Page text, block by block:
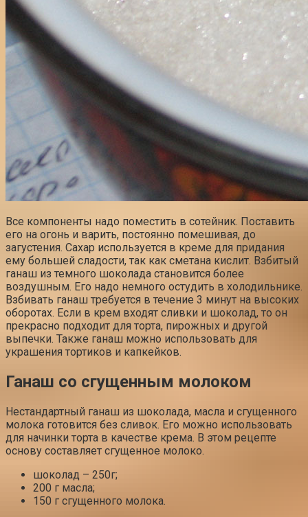
Все компоненты надо поместить в сотейник. Поставить
его на огонь и варить, постоянно помешивая, до
загустения. Сахар используется в креме для придания
ему большей сладости, так как сметана кислит. Взбитый
ганаш из темного шоколада становится более
воздушным. Его надо немного остудить в холодильнике.
Взбивать ганаш требуется в течение 3 минут на высоких
оборотах. Если в крем входят сливки и шоколад, то он
прекрасно подходит для торта, пирожных и другой
выпечки. Также ганаш можно использовать для
украшения тортиков и капкейков.
Ганаш со сгущенным молоком
Нестандартный ганаш из шоколада, масла и сгущенного
молока готовится без сливок. Его можно использовать
для начинки торта в качестве крема. В этом рецепте
основу составляет сгущенное молоко.
шоколад – 250г;
200 г масла;
150 г сгущенного молока.